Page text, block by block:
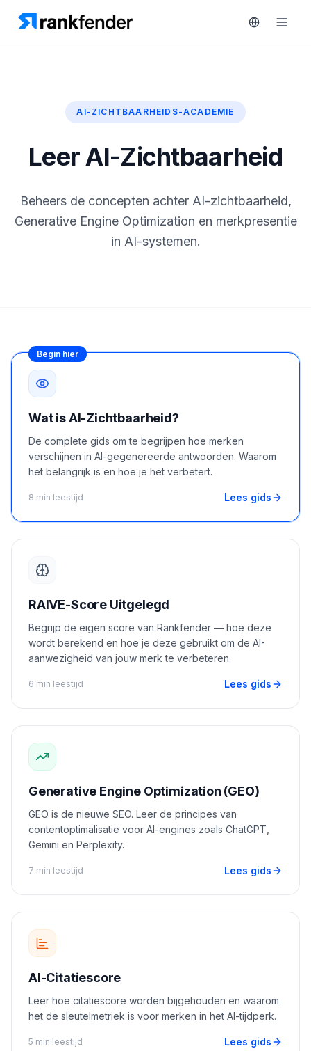
Engine
RAISA
Assistant
Integraties
ANALYSEREN
Rapporten
& Analyse
Oplossingen
Gratis
AI-ZICHTBAARHEIDS-ACADEMIE
Leer AI-Zichtbaarheid
Beheers de concepten achter AI-zichtbaarheid,
Generative Engine Optimization en merkpresentie
in AI-systemen.
Begin hier
Wat is AI-Zichtbaarheid?
De complete gids om te begrijpen hoe merken
verschijnen in AI-gegenereerde antwoorden. Waarom
het belangrijk is en hoe je het verbetert.
8 min leestijd Lees gids
RAIVE-Score Uitgelegd
Begrijp de eigen score van Rankfender — hoe deze
wordt berekend en hoe je deze gebruikt om de AI-
aanwezigheid van jouw merk te verbeteren.
6 min leestijd Lees gids
Generative Engine Optimization (GEO)
GEO is de nieuwe SEO. Leer de principes van
contentoptimalisatie voor AI-engines zoals ChatGPT,
Gemini en Perplexity.
7 min leestijd Lees gids
AI-Citatiescore
Leer hoe citatiescore worden bijgehouden en waarom
het de sleutelmetriek is voor merken in het AI-tijdperk.
5 min leestijd Lees gids